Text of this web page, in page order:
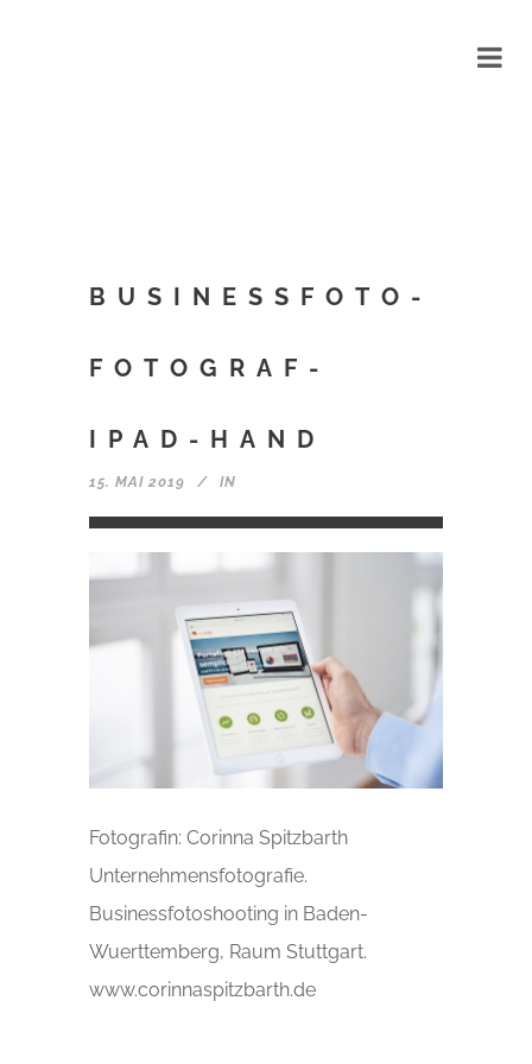
BUSINESSFOTO-
FOTOGRAF-
IPAD-HAND
15. MAI 2019 IN
Fotografin: Corinna Spitzbarth
Unternehmensfotografie.
Businessfotoshooting in Baden-
Wuerttemberg, Raum Stuttgart.
www.corinnaspitzbarth.de